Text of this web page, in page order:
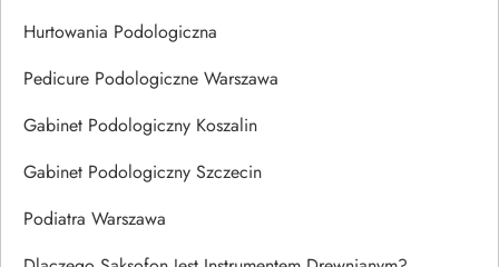
Hurtowania Podologiczna
Pedicure Podologiczne Warszawa
Gabinet Podologiczny Koszalin
Gabinet Podologiczny Szczecin
Podiatra Warszawa